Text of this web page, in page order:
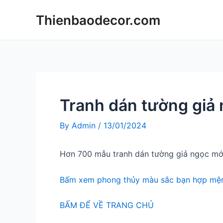
Thienbaodecor.com
Tranh dán tường giả
By Admin / 13/01/2024
Hơn 700 mẫu tranh dán tường giả ngọc
Bấm xem phong thủy màu sắc bạn hợp
BẤM ĐỂ VỀ TRANG CHỦ